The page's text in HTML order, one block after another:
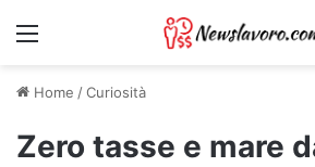
Menu
Home /Curiosità
Zero tasse e mare